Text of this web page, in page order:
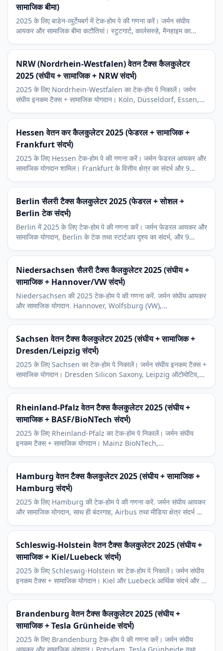
सामाजिक बीमा)
2025 के लिए बाडेन-व्युर्टेमबर्ग में टेक-होम पे की गणना करें। जर्मन संघीय
आयकर और सामाजिक बीमा कटौतियां। स्टुटगार्ट, कार्लसरुहे, मैनहाइम का
NRW (Nordrhein-Westfalen) वेतन टैक्स कैलकुलेटर
2025 (संघीय + सामाजिक + NRW संदर्भ)
2025 के लिए Nordrhein-Westfalen का टेक-होम पे निकालें। जर्मन
संघीय इनकम टैक्स + सामाजिक योगदान। Köln, Düsseldorf, Essen,
Hessen वेतन कर कैलकुलेटर 2025 (फेडरल + सामाजिक +
Frankfurt संदर्भ)
2025 के लिए Hessen टेक-होम पे की गणना करें। जर्मन फेडरल आयकर और
सामाजिक योगदान शामिल। Frankfurt के वित्तीय क्षेत्र का संदर्भ और 9
Berlin सैलरी टैक्स कैलकुलेटर 2025 (फेडरल + सोशल +
Berlin टेक संदर्भ)
Berlin में 2025 के लिए टेक-होम पे की गणना करें। जर्मन फेडरल आयकर और
सामाजिक योगदान, Berlin के टेक तथा स्टार्टअप दृश्य का संदर्भ, और 9
Niedersachsen सैलरी टैक्स कैलकुलेटर 2025 (संघीय +
सामाजिक + Hannover/VW संदर्भ)
Niedersachsen की 2025 टेक-होम पे की गणना करें. जर्मन संघीय आयकर
और सामाजिक योगदान. Hannover, Wolfsburg (VW),
Sachsen वेतन टैक्स कैलकुलेटर 2025 (संघीय + सामाजिक +
Dresden/Leipzig संदर्भ)
2025 के लिए Sachsen का टेक-होम पे निकालें। जर्मन संघीय इनकम टैक्स +
सामाजिक योगदान। Dresden Silicon Saxony, Leipzig ऑटोमोटिव,
Rheinland-Pfalz वेतन टैक्स कैलकुलेटर 2025 (संघीय +
सामाजिक + BASF/BioNTech संदर्भ)
2025 के लिए Rheinland-Pfalz का टेक-होम पे निकालें। जर्मन संघीय
इनकम टैक्स + सामाजिक योगदान। Mainz BioNTech,
Hamburg वेतन टैक्स कैलकुलेटर 2025 (संघीय + सामाजिक +
Hamburg संदर्भ)
2025 के लिए Hamburg की टेक-होम पे की गणना करें. जर्मन संघीय आयकर
और सामाजिक योगदान, साथ ही बंदरगाह, Airbus तथा मीडिया क्षेत्र संदर्भ और
Schleswig-Holstein वेतन टैक्स कैलकुलेटर 2025 (संघीय +
सामाजिक + Kiel/Luebeck संदर्भ)
2025 के लिए Schleswig-Holstein का टेक-होम पे निकालें। जर्मन संघीय
इनकम टैक्स + सामाजिक योगदान। Kiel और Luebeck आर्थिक संदर्भ और 9
Brandenburg वेतन टैक्स कैलकुलेटर 2025 (संघीय +
सामाजिक + Tesla Grünheide संदर्भ)
2025 के लिए Brandenburg टेक-होम पे की गणना करें। जर्मन संघीय